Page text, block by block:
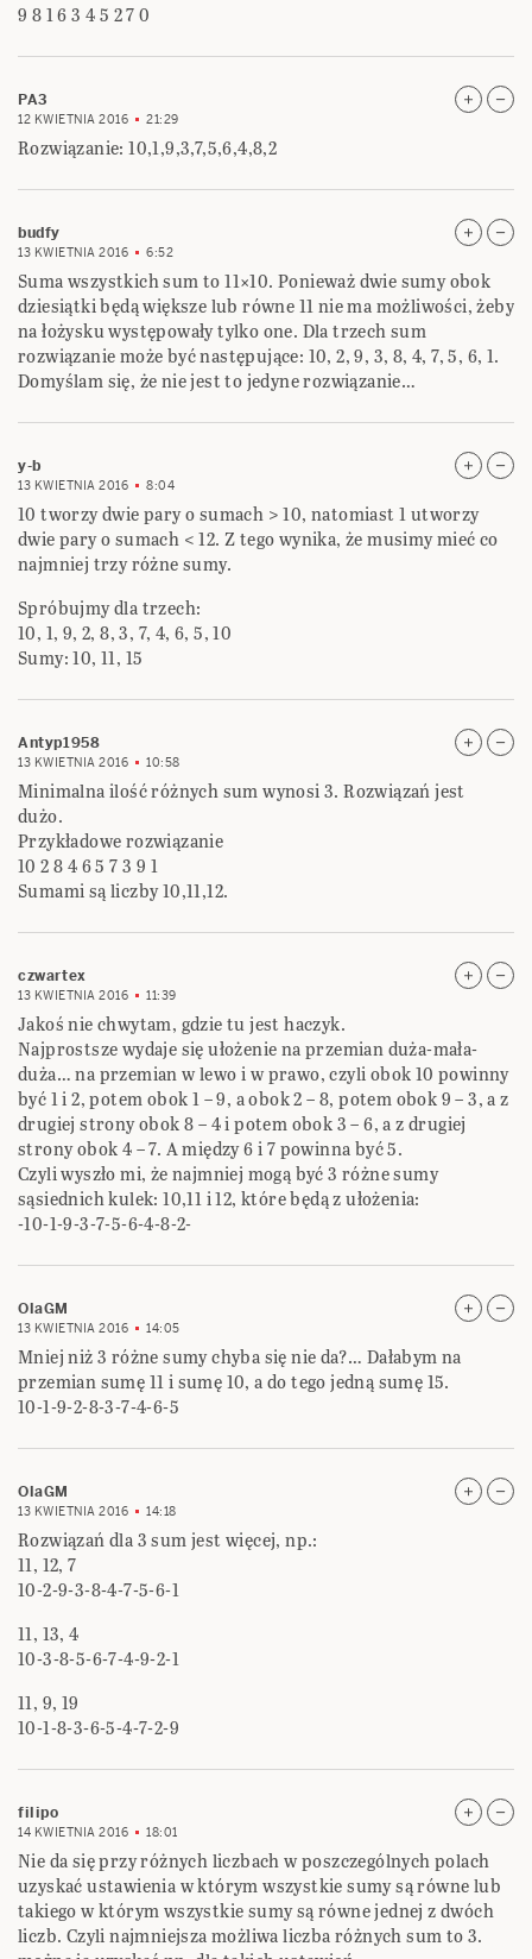
9 8 1 6 3 4 5 2 7 0
PA3
12 KWIETNIA 2016 21:29
Rozwiązanie: 10,1,9,3,7,5,6,4,8,2
budfy
13 KWIETNIA 2016 6:52
Suma wszystkich sum to 11×10. Ponieważ dwie sumy obok
dziesiątki będą większe lub równe 11 nie ma możliwości, żeby
na łożysku występowały tylko one. Dla trzech sum
rozwiązanie może być następujące: 10, 2, 9, 3, 8, 4, 7, 5, 6, 1.
Domyślam się, że nie jest to jedyne rozwiązanie…
y-b
13 KWIETNIA 2016 8:04
10 tworzy dwie pary o sumach > 10, natomiast 1 utworzy
dwie pary o sumach < 12. Z tego wynika, że musimy mieć co
najmniej trzy różne sumy.
Spróbujmy dla trzech:
10, 1, 9, 2, 8, 3, 7, 4, 6, 5, 10
Sumy: 10, 11, 15
Antyp1958
13 KWIETNIA 2016 10:58
Minimalna ilość różnych sum wynosi 3. Rozwiązań jest
dużo.
Przykładowe rozwiązanie
10 2 8 4 6 5 7 3 9 1
Sumami są liczby 10,11,12.
czwartex
13 KWIETNIA 2016 11:39
Jakoś nie chwytam, gdzie tu jest haczyk.
Najprostsze wydaje się ułożenie na przemian duża-mała-
duża… na przemian w lewo i w prawo, czyli obok 10 powinny
być 1 i 2, potem obok 1 – 9, a obok 2 – 8, potem obok 9 – 3, a z
drugiej strony obok 8 – 4 i potem obok 3 – 6, a z drugiej
strony obok 4 – 7. A między 6 i 7 powinna być 5.
Czyli wyszło mi, że najmniej mogą być 3 różne sumy
sąsiednich kulek: 10,11 i 12, które będą z ułożenia:
-10-1-9-3-7-5-6-4-8-2-
OlaGM
13 KWIETNIA 2016 14:05
Mniej niż 3 różne sumy chyba się nie da?… Dałabym na
przemian sumę 11 i sumę 10, a do tego jedną sumę 15.
10-1-9-2-8-3-7-4-6-5
OlaGM
13 KWIETNIA 2016 14:18
Rozwiązań dla 3 sum jest więcej, np.:
11, 12, 7
10-2-9-3-8-4-7-5-6-1
11, 13, 4
10-3-8-5-6-7-4-9-2-1
11, 9, 19
10-1-8-3-6-5-4-7-2-9
filipo
14 KWIETNIA 2016 18:01
Nie da się przy różnych liczbach w poszczególnych polach
uzyskać ustawienia w którym wszystkie sumy są równe lub
takiego w którym wszystkie sumy są równe jednej z dwóch
liczb. Czyli najmniejsza możliwa liczba różnych sum to 3.